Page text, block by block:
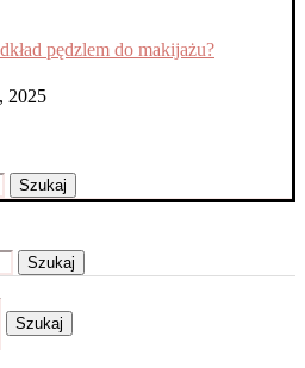
pędzlem do makijażu?
2025
Szukaj
Szukaj
Szukaj